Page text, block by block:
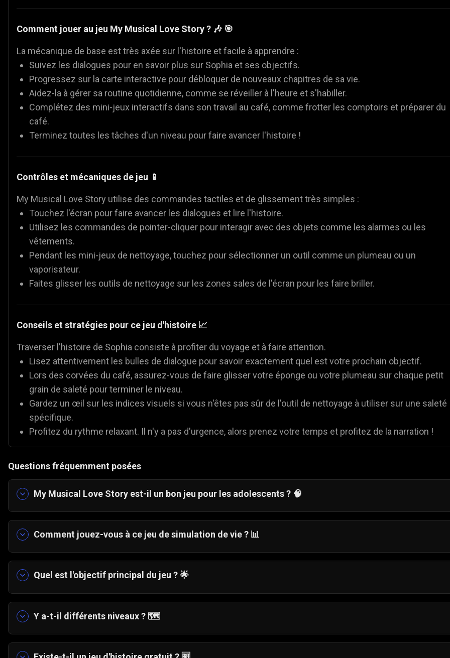
Comment jouer au jeu My Musical Love Story ? 🎶 🎯
La mécanique de base est très axée sur l'histoire et facile à apprendre :
Suivez les dialogues pour en savoir plus sur Sophia et ses objectifs.
Progressez sur la carte interactive pour débloquer de nouveaux chapitres de sa vie.
Aidez-la à gérer sa routine quotidienne, comme se réveiller à l'heure et s'habiller.
Complétez des mini-jeux interactifs dans son travail au café, comme frotter les comptoirs et préparer du
café.
Terminez toutes les tâches d'un niveau pour faire avancer l'histoire !
Contrôles et mécaniques de jeu 📱
My Musical Love Story utilise des commandes tactiles et de glissement très simples :
Touchez l'écran pour faire avancer les dialogues et lire l'histoire.
Utilisez les commandes de pointer-cliquer pour interagir avec des objets comme les alarmes ou les
vêtements.
Pendant les mini-jeux de nettoyage, touchez pour sélectionner un outil comme un plumeau ou un
vaporisateur.
Faites glisser les outils de nettoyage sur les zones sales de l'écran pour les faire briller.
Conseils et stratégies pour ce jeu d'histoire 📈
Traverser l'histoire de Sophia consiste à profiter du voyage et à faire attention.
Lisez attentivement les bulles de dialogue pour savoir exactement quel est votre prochain objectif.
Lors des corvées du café, assurez-vous de faire glisser votre éponge ou votre plumeau sur chaque petit
grain de saleté pour terminer le niveau.
Gardez un œil sur les indices visuels si vous n'êtes pas sûr de l'outil de nettoyage à utiliser sur une saleté
spécifique.
Profitez du rythme relaxant. Il n'y a pas d'urgence, alors prenez votre temps et profitez de la narration !
Questions fréquemment posées
My Musical Love Story est-il un bon jeu pour les adolescents ? 🧠
poursuivant vos grands rêves.
Comment jouez-vous à ce jeu de simulation de vie ? 📊
nettoyer un café, pour aider le personnage principal à progresser dans sa journée.
Quel est l'objectif principal du jeu ?🌟
L'histoire globale consiste à aider une jeune fille de 16 ans nommée Sophia à gérer sa vie quotidienne
qu'elle se prépare à postuler à l'école d'art de ses rêves absolus à Londres.
Y a-t-il différents niveaux ? 🗺️
Oui ! Le jeu propose une carte de style jeu de société amusante où vous passez d'un point à un autre,
débloquant de nouveaux scénarios et tâches.